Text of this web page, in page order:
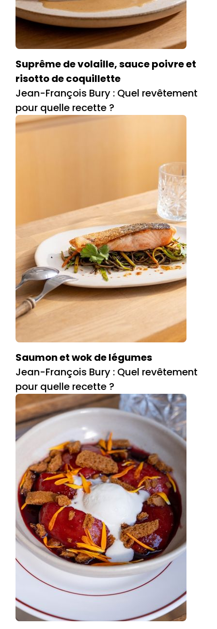
Suprême de volaille, sauce poivre et
risotto de coquillette
Jean-François Bury : Quel revêtement
pour quelle recette ?
Saumon et wok de légumes
Jean-François Bury : Quel revêtement
pour quelle recette ?